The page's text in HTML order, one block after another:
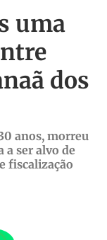
uma
dos
anos, morreu
a ser alvo de
fiscalização